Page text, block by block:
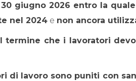
giugno 2026 entro la
nel 2024 e non ancora
termine che i lavoratori
di lavoro sono puniti con